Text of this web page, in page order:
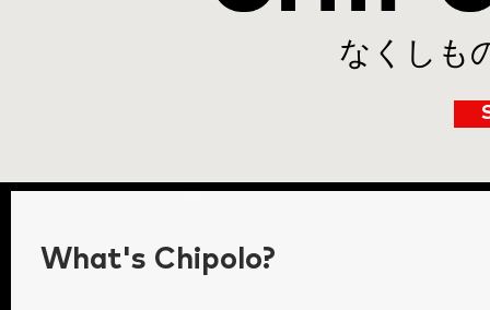
なくしも
What's Chipolo?